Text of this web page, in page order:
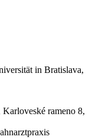
in Bratislava,
rameno 8,